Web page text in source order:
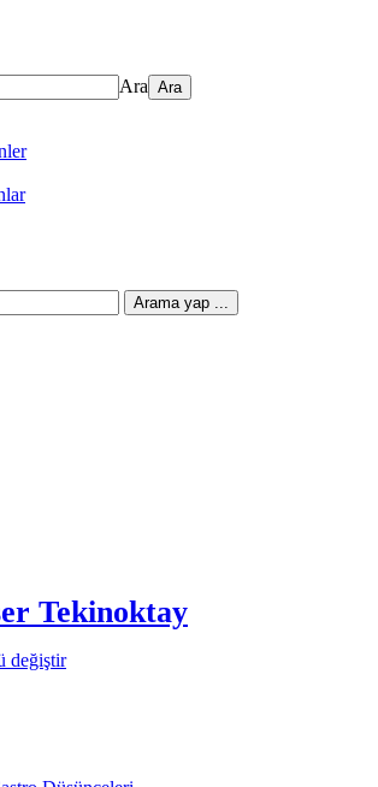
Ara
Arama yap ...
Tekinoktay
değiştir